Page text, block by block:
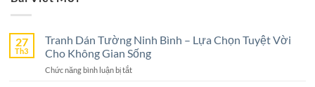
27
Th3
Tranh Dán Tường Ninh Bình – Lựa Chọn Tuyệt Vời
Cho Không Gian Sống
Chức năng bình luận bị tắtở